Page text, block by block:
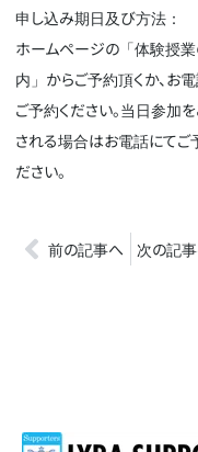
申し込み期日及び方法：
ホームページの「体験授業
内 」からご予約頂くか、お
ご予約ください。当日参加
される場合はお電話にてご
ださい。
前の記事へ 次の記